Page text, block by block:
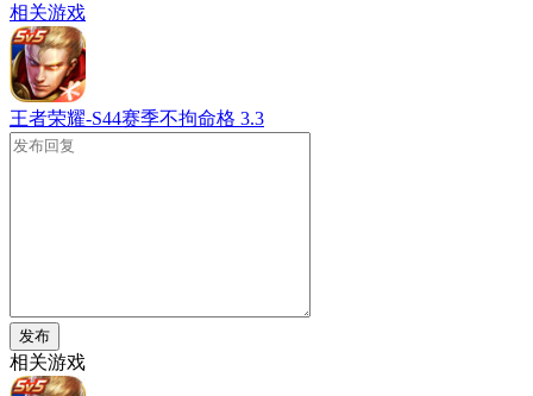
相关游戏
王者荣耀-S44赛季不拘命格 3.3
发布
相关游戏